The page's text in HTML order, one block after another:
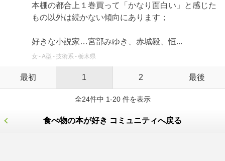
本棚の都合上１巻買って「かなり面白い」と感じた
もの以外は続かない傾向にあります；
好きな小説家…宮部みゆき、赤城毅、恒...
女 A型 技術系 栃木県
最初 1 2 最後
全24件中 1-20 件を表示
食べ物の本が好き コミュニティへ戻る